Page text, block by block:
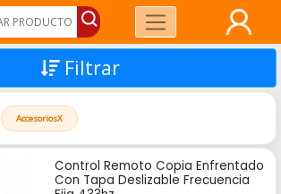
Filtrar
AccesoriosX
Control Remoto Copia Enfrentado
Con Tapa Deslizable Frecuencia